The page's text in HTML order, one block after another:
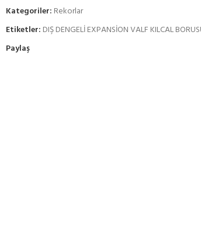
Kategoriler: Rekorlar
Etiketler: DIŞ DENGELİ EXPANSİON VALF KILCAL
Paylaş